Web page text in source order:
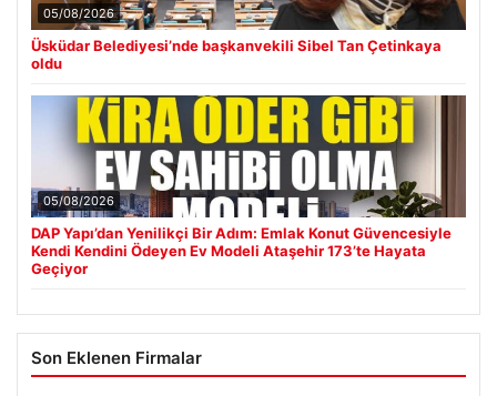
05/08/2026
Üsküdar Belediyesi’nde başkanvekili Sibel Tan Çetinkaya
oldu
05/08/2026
DAP Yapı’dan Yenilikçi Bir Adım: Emlak Konut Güvencesiyle
Kendi Kendini Ödeyen Ev Modeli Ataşehir 173’te Hayata
Geçiyor
Son Eklenen Firmalar